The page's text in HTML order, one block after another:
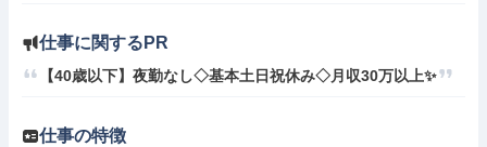
仕事に関するPR
【40歳以下】夜勤なし◇基本土日祝休み◇月収30万以上✨
仕事の特徴